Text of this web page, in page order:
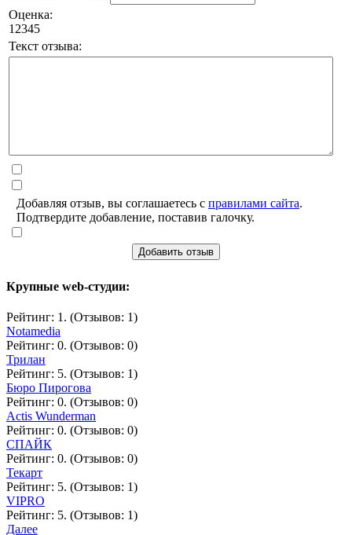
Оценка:
1 2345
Текст отзыва:
Добавляя отзыв, вы соглашаетесь с правилами сайта.
Подтвердите добавление, поставив галочку.
Добавить отзыв
Крупные web-студии:
Рейтинг: 1. (Отзывов: 1)
Notamedia
Рейтинг: 0. (Отзывов: 0)
Трилан
Рейтинг: 5. (Отзывов: 1)
Бюро Пирогова
Рейтинг: 0. (Отзывов: 0)
Actis Wunderman
Рейтинг: 0. (Отзывов: 0)
СПАЙК
Рейтинг: 0. (Отзывов: 0)
Текарт
Рейтинг: 5. (Отзывов: 1)
VIPRO
Рейтинг: 5. (Отзывов: 1)
Далее